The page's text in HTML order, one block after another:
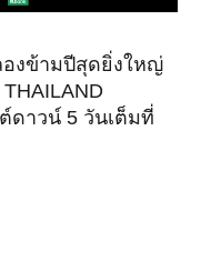
องข้ามปีสุดยิ่งใหญ่
ดาวน์ 5 วันเต็มที่